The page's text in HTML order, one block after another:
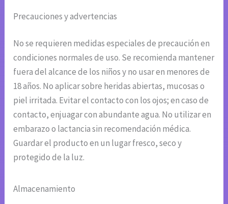
Precauciones y advertencias
No se requieren medidas especiales de precaución en
condiciones normales de uso. Se recomienda mantener
fuera del alcance de los niños y no usar en menores de
18 años. No aplicar sobre heridas abiertas, mucosas o
piel irritada. Evitar el contacto con los ojos; en caso de
contacto, enjuagar con abundante agua. No utilizar en
embarazo o lactancia sin recomendación médica.
Guardar el producto en un lugar fresco, seco y
protegido de la luz.
Almacenamiento